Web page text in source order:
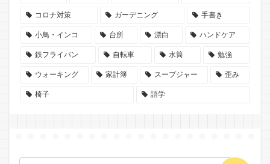
コロナ対策 ガーデニング 手書き
小鳥・インコ 台所 漂白 ハンドケア
鉄フライパン 自転車 水筒 勉強
ウォーキング 家計簿 スープジャー 歪み
椅子 語学